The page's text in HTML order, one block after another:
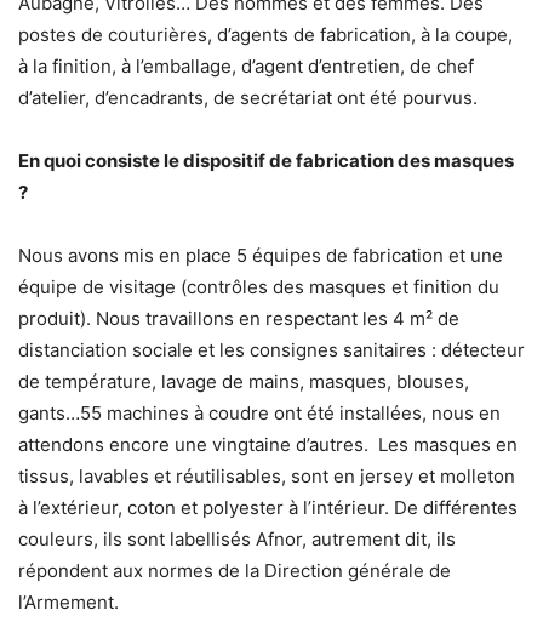
postes de couturières, d’agents de fabrication, à la coupe,
à la finition, à l’emballage, d’agent d’entretien, de chef
d’atelier, d’encadrants, de secrétariat ont été pourvus.
En quoi consiste le dispositif de fabrication des masques
?
Nous avons mis en place 5 équipes de fabrication et une
équipe de visitage (contrôles des masques et finition du
produit). Nous travaillons en respectant les 4 m² de
distanciation sociale et les consignes sanitaires : détecteur
de température, lavage de mains, masques, blouses,
gants…55 machines à coudre ont été installées, nous en
attendons encore une vingtaine d’autres. Les masques en
tissus, lavables et réutilisables, sont en jersey et molleton
à l’extérieur, coton et polyester à l’intérieur. De différentes
couleurs, ils sont labellisés Afnor, autrement dit, ils
répondent aux normes de la Direction générale de
l’Armement.